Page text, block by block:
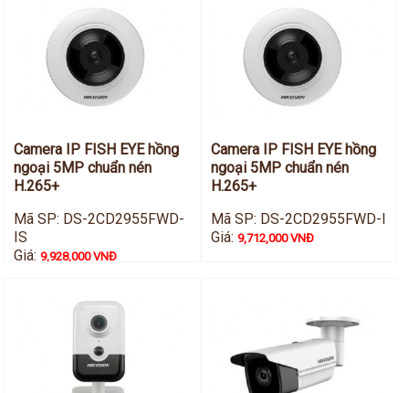
Camera IP FISH EYE hồng
ngoại 5MP chuẩn nén
H.265+
Mã SP: DS-2CD2955FWD-
IS
Giá:9,928,000 VNĐ
Camera IP FISH EYE hồng
ngoại 5MP chuẩn nén
H.265+
Mã SP: DS-2CD2955FWD-I
Giá: 9,712,000 VNĐ